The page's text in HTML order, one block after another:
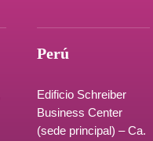
Perú
Edificio Schreiber
Business Center
(sede principal) – Ca.